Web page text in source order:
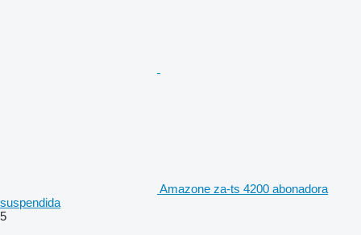
Amazone za-ts 4200 abonadora
suspendida
5